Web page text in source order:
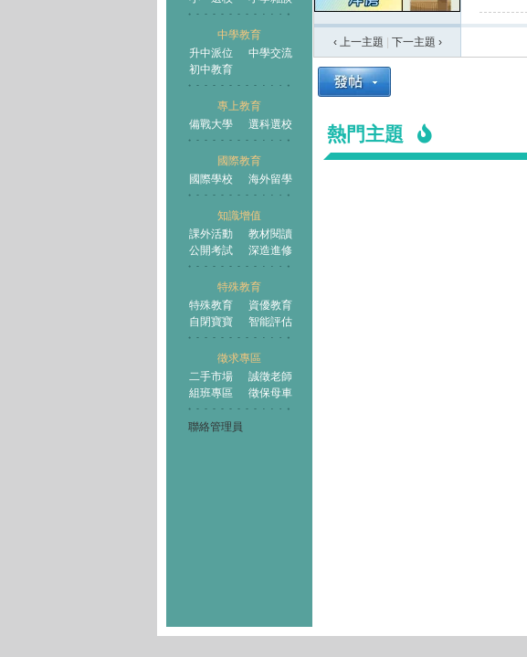
中學教育
升中派位
中學交流
初中教育
專上教育
備戰大學
選科選校
國際教育
國際學校
海外留學
知識增值
課外活動
教材閱讀
公開考試
深造進修
特殊教育
特殊教育
資優教育
自閉寶寶
智能評估
徵求專區
二手市場
誠徵老師
組班專區
徵保母車
聯絡管理員
‹ 上一主題
下一主題 ›
熱門主題